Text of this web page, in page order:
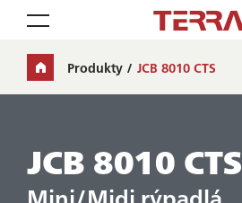
Toggle navigation
Produkty JCB 8010 CTS
JCB 8010 CTS